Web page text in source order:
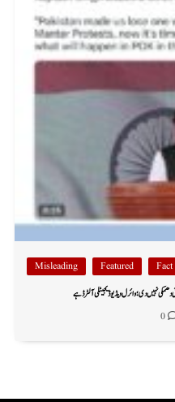
Featured
Misleading
نہیں دی؛ وائرل ویڈیو ڈیجیٹلی آلٹرڈ ہے
0